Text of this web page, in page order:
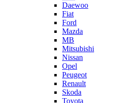
Daewoo
Fiat
Ford
Mazda
MB
Mitsubishi
Nissan
Opel
Peugeot
Renault
Skoda
Toyota